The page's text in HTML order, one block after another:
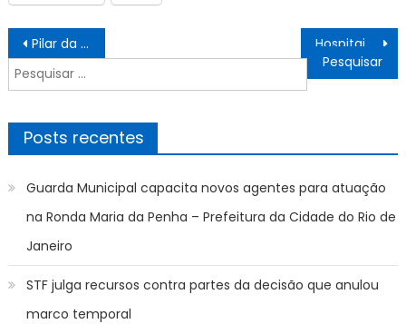
Navegação
de
Post
Pilar da inclusão e desenvolvimento, cooperativismo cresce e gera mais de 15 mil empregos em MS
Pesquisar
por:
Posts recentes
Guarda Municipal capacita novos agentes para atuação
na Ronda Maria da Penha – Prefeitura da Cidade do Rio de
Janeiro
STF julga recursos contra partes da decisão que anulou
marco temporal